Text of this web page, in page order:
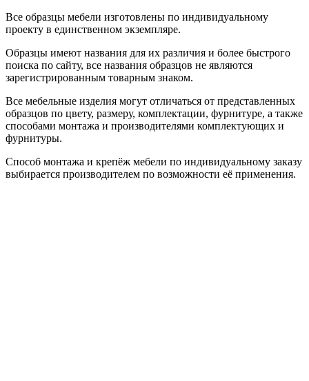
Все образцы мебели изготовлены по индивидуальному
проекту в единственном экземпляре.
Образцы имеют названия для их различия и более быстрого
поиска по сайту, все названия образцов не являются
зарегистрированным товарным знаком.
Все мебельные изделия могут отличаться от представленных
образцов по цвету, размеру, комплектации, фурнитуре, а также
способами монтажа и производителями комплектующих и
фурнитуры.
Способ монтажа и крепёж мебели по индивидуальному заказу
выбирается производителем по возможности её применения.